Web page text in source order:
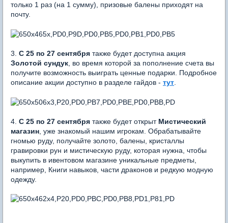
только 1 раз (на 1 сумму), призовые балены приходят на
почту.
3. С 25 по 27 сентября также будет доступна акция
Золотой сундук , во время которой за пополнение счета вы
получите возможность выиграть ценные подарки. Подробное
описание акции доступно в разделе гайдов - тут
4. С 25 по 27 сентября также будет открыт Мистический
магазин , уже знакомый нашим игрокам. Обрабатывайте
гномью руду, получайте золото, балены, кристаллы
гравировки рун и мистическую руду, которая нужна, чтобы
выкупить в ивентовом магазине уникальные предметы,
например, Книги навыков, части драконов и редкую модную
одежду.